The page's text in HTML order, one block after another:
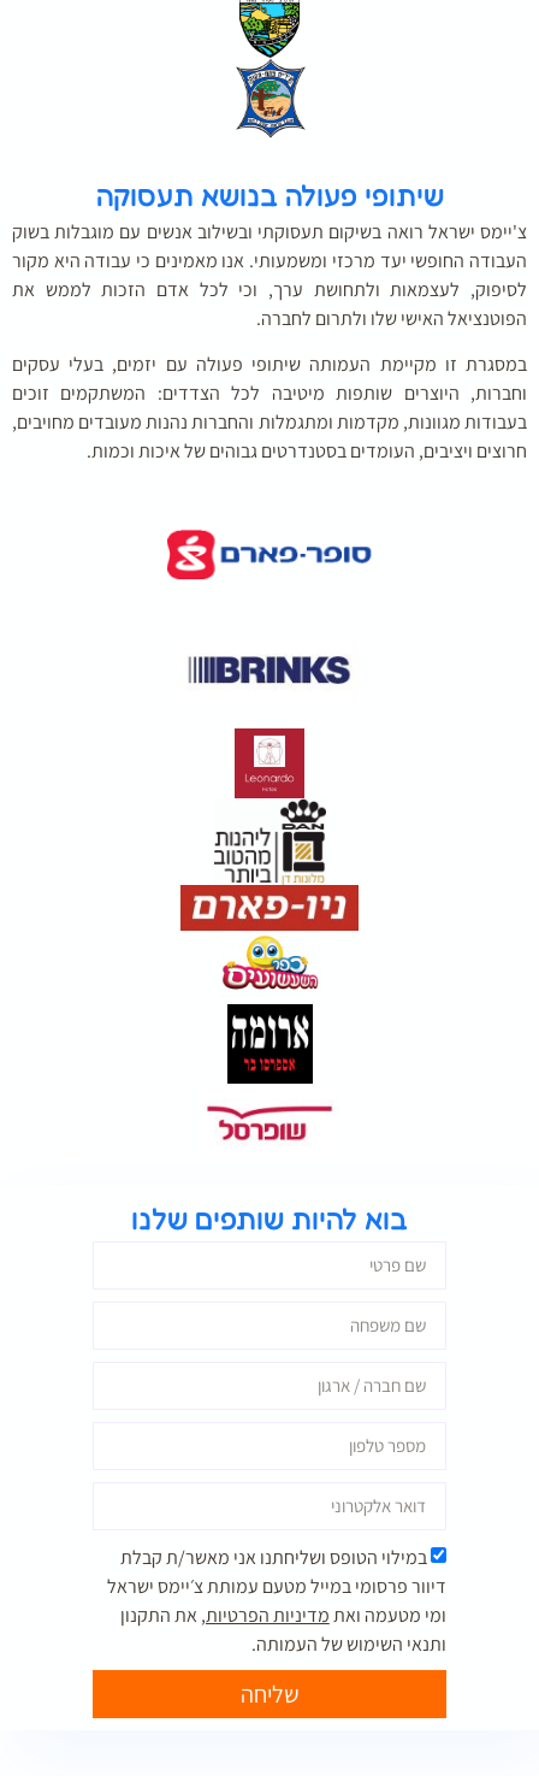
שיתופי פעולה בנושא תעסוקה
ישראל רואה בשיקום תעסוקתי ובשילוב אנשים עם מוגבלות בשוק
החופשי יעד מרכזי ומשמעותי. אנו מאמינים כי עבודה היא מקור
לעצמאות ולתחושת ערך, וכי לכל אדם הזכות לממש את
האישי שלו ולתרום לחברה.
זו מקיימת העמותה שיתופי פעולה עם יזמים, בעלי עסקים
היוצרים שותפות מיטיבה לכל הצדדים: המשתקמים זוכים
מגוונות, מקדמות ומתגמלות והחברות נהנות מעובדים מחויבים,
ויציבים, העומדים בסטנדרטים גבוהים של איכות וכמות.
בוא להיות שותפים שלנו
במילוי הטופס ושליחתנו אני מאשר/ת קבלת
דיוור פרסומי במייל מטעם עמותת צ׳יימס ישראל
ומי מטעמה ואתמדיניות הפרטיות,את התקנון
ותנאי השימוש של העמותה.
שליחה